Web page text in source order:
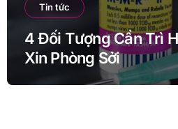
Tin tức
4 Đối Tượng Cần Trì
Xin Phòng Sởi